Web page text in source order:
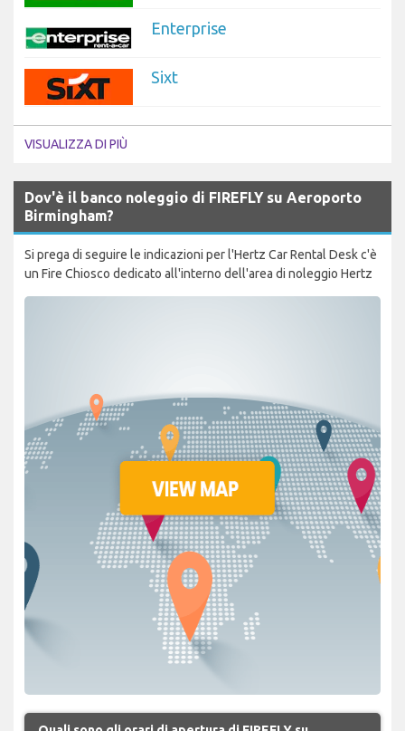
Enterprise
Sixt
VISUALIZZA DI PIÙ
Dov'è il banco noleggio di FIREFLY su Aeroporto
Birmingham?
Si prega di seguire le indicazioni per l'Hertz Car Rental Desk c'è
un Fire Chiosco dedicato all'interno dell'area di noleggio Hertz